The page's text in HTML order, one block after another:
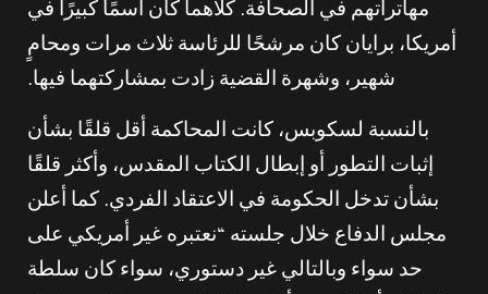
مهاتراتهم في الصحافة. كلاهما كان اسمًا كبيرًا في
أمريكا، برايان كان مرشحًا للرئاسة ثلاث مرات ومحامٍ
شهير، وشهرة القضية زادت بمشاركتهما فيها.
بالنسبة لسكوبس، كانت المحاكمة أقل قلقًا بشأن
إثبات التطور أو إبطال الكتاب المقدس، وأكثر قلقًا
بشأن تدخل الحكومة في الاعتقاد الفردي. كما أعلن
مجلس الدفاع خلال جلسته “نعتبره غير أمريكي على
حد سواء وبالتالي غير دستوري، سواء كان سلطة